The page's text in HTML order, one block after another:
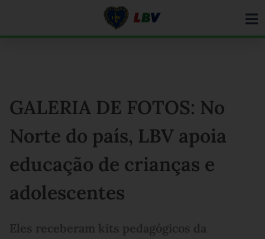
GALERIA DE FOTOS: No
Norte do país, LBV apoia
educação de crianças e
adolescentes
Eles receberam kits pedagógicos da